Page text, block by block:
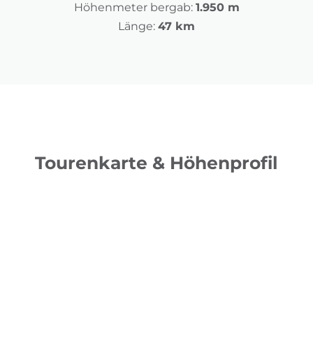
Höhenmeter bergab: 1.950 m
Länge: 47 km
Tourenkarte & Höhenprofil